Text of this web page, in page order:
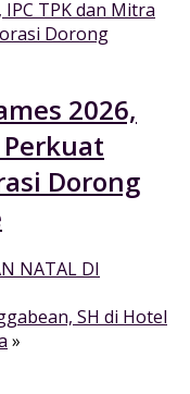
2026,
Perkuat
Dorong
NATAL DI
SH di Hotel
»